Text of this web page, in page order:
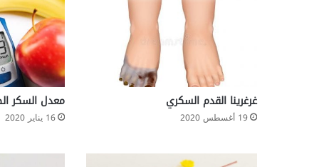
غرغرينا القدم السكري
19 أغسطس 2020
معدل السكر
16 يناير 2020